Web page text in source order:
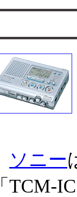
ソニー
「TCM-